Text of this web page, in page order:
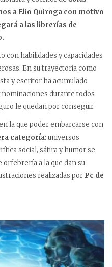
a Elio Quiroga con motivo
a las librerías de
con habilidades y capacidades
En su trayectoria como
y escritor ha acumulado
durante todos
le quedan por conseguir.
la que poder embarcarse con
categoría: universos
social, sátira y humor se
orfebrería a la que dan su
realizadas por Pc de